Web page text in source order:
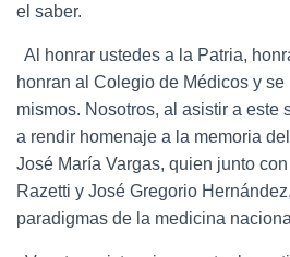
el saber.
Al honrar ustedes a la Patria,
honran al Colegio de Médicos y
mismos. Nosotros, al asistir a este
a rendir homenaje a la memoria
José María Vargas, quien junto
Razetti y José Gregorio
paradigmas de la medicina